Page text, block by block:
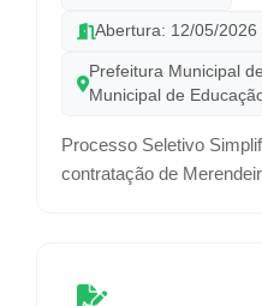
Abertura: 12/05/2026
Prefeitura Municipal
Municipal de
Processo Seletivo
contratação de